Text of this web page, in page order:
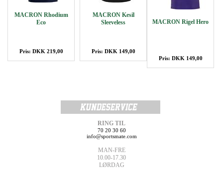
MACRON Rhodium
Eco
Pris: DKK 219,00
MACRON Kesil
Sleeveless
Pris: DKK 149,00
MACRON Rigel Hero
Pris: DKK 149,00
RING TIL
70 20 30 60
info@sportsmate.com
MAN-FRE
10.00-17.30
LØRDAG